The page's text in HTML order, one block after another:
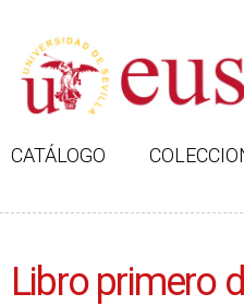
CATÁLOGO
Libro primero